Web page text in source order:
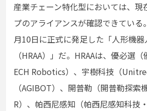
産業チェーン特化型においては、現
プのアライアンスが確認できている
⽉10⽇に正式に発⾜した「⼈形機
（HRAA）」だ。HRAAは、優必選
ECH Robotics）、宇樹科技（
（AGIBOT）、開普勒（開普勒探索
R）、帕⻄尼感知（帕⻄尼感知科技